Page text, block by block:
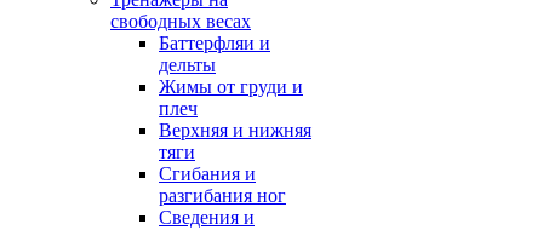
свободных весах
Баттерфляи и
дельты
Жимы от груди и
плеч
Верхняя и нижняя
тяги
Сгибания и
разгибания ног
Сведения и